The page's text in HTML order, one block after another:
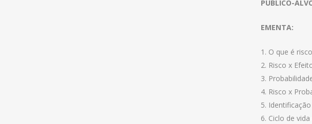
PÚBLICO-
EMENTA:
O que é risco
Risco x
Risco x
Ciclo de